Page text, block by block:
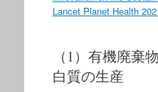
Lancet Planet Health
（1）有機廃棄
白質の生産